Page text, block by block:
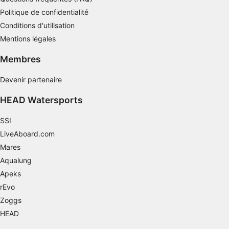
Politique de confidentialité
Conditions d'utilisation
Mentions légales
Membres
Devenir partenaire
HEAD Watersports
SSI
LiveAboard.com
Mares
Aqualung
Apeks
rEvo
Zoggs
HEAD
Utiliser des données limitées pour
sélectionner le contenu
Caractéristiques spéciales de l'IAB :
Utiliser des données de géolocalisation
informations demandées explicitement
Nécessaire
Performance
Fonctionnel